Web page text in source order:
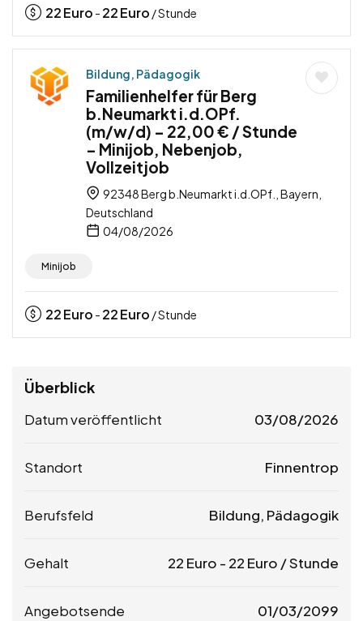
22Euro - 22Euro / Stunde
Bildung, Pädagogik
Familienhelfer für Berg
b.Neumarkt i.d.OPf.
(m/w/d) – 22,00 € / Stunde
– Minijob, Nebenjob,
Vollzeitjob
92348 Berg b.Neumarkt i.d.OPf., Bayern,
Deutschland
04/08/2026
Minijob
22Euro - 22Euro / Stunde
Überblick
Datum veröffentlicht 03/08/2026
Standort Finnentrop
Berufsfeld Bildung, Pädagogik
Gehalt 22 Euro - 22 Euro / Stunde
Angebotsende 01/03/2099